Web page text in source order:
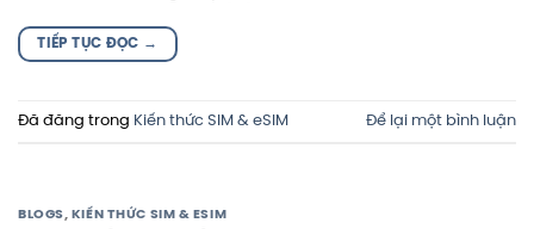
TIẾP TỤC ĐỌC →
Đã đăng trong Kiến thức SIM & eSIM Để lại một bình luận
BLOGS, KIẾN THỨC SIM & ESIM